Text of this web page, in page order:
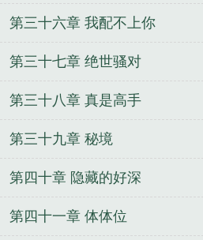
第三十六章 我配不上你
第三十七章 绝世骚对
第三十八章 真是高手
第三十九章 秘境
第四十章 隐藏的好深
第四十一章 体体位